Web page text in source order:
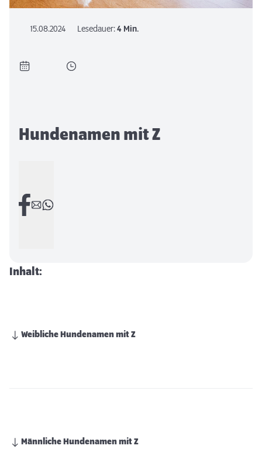
15.08.2024 Lesedauer:4 Min.
Hundenamen mit Z
Inhalt:
Weibliche Hundenamen mit Z
Männliche Hundenamen mit Z